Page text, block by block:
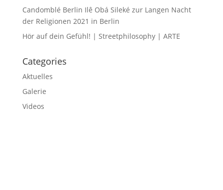
Candomblé Berlin Ilê Obá Sileké zur Langen Nacht
der Religionen 2021 in Berlin
Hör auf dein Gefühl! | Streetphilosophy | ARTE
Categories
Aktuelles
Galerie
Videos